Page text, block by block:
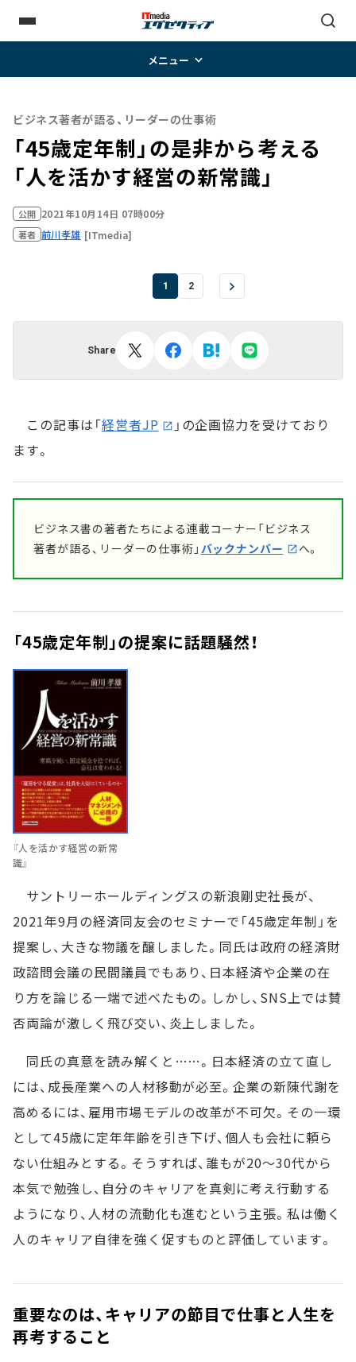
メニュー
ビジネス著者が語る、リーダーの仕事術
「45歳定年制」の是非から考える
「人を活かす経営の新常識」
公開 2021年10月14日 07時00分
著者 前川孝雄 [ITmedia]
1 2
Share
この記事は「経営者JP
」の企画協力を受けており
ます。
ビジネス書の著者たちによる連載コーナー「ビジネス
著者が語る、リーダーの仕事術」 バックナンバー へ。
「45歳定年制」の提案に話題騒然！
『人を活かす経営の新常
識』
サントリーホールディングスの新浪剛史社長が、
2021年9月の経済同友会のセミナーで「45歳定年制」を
提案し、大きな物議を醸しました。同氏は政府の経済財
政諮問会議の民間議員でもあり、日本経済や企業の在
り方を論じる一端で述べたもの。しかし、SNS上では賛
否両論が激しく飛び交い、炎上しました。
同氏の真意を読み解くと……。日本経済の立て直し
には、成長産業への人材移動が必至。企業の新陳代謝を
高めるには、雇用市場モデルの改革が不可欠。その一環
として45歳に定年年齢を引き下げ、個人も会社に頼ら
ない仕組みとする。そうすれば、誰もが20～30代から
本気で勉強し、自分のキャリアを真剣に考え行動する
ようになり、人材の流動化も進むという主張。私は働く
人のキャリア自律を強く促すものと評価しています。
重要なのは、キャリアの節目で仕事と人生を
再考すること